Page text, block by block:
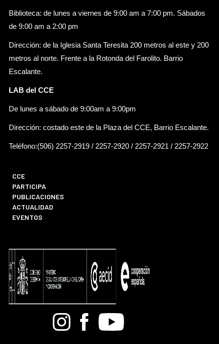
Biblioteca: de lunes a viernes de 9:00 am a 7:00 pm. Sábados
de 9:00 am a 2:00 pm
Dirección: de la Iglesia Santa Teresita 200 metros al este y 200
metros al norte. Frente a la Rotonda del Farolito. Barrio
Escalante.
LAB del CCE
De lunes a sábado de 9:00am a 9:00pm
Dirección: costado este de la Plaza del CCE, Barrio Escalante.
Teléfono:(506) 2257-2919 / 2257-2920 / 2257-2921 / 2257-2922
CCE
PARTICIPA
PUBLICACIONES
ACTUALIDAD
EVENTOS
BandcampInstagramFacebook
Youtube